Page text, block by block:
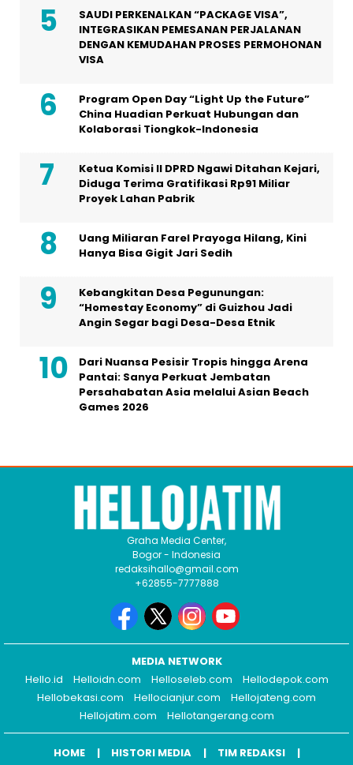
SAUDI PERKENALKAN “PACKAGE VISA”,
INTEGRASIKAN PEMESANAN PERJALANAN
DENGAN KEMUDAHAN PROSES PERMOHONAN
VISA
Program Open Day “Light Up the Future”
China Huadian Perkuat Hubungan dan
Kolaborasi Tiongkok-Indonesia
Ketua Komisi II DPRD Ngawi Ditahan Kejari,
Diduga Terima Gratifikasi Rp91 Miliar
Proyek Lahan Pabrik
Uang Miliaran Farel Prayoga Hilang, Kini
Hanya Bisa Gigit Jari Sedih
Kebangkitan Desa Pegunungan:
“Homestay Economy” di Guizhou Jadi
Angin Segar bagi Desa-Desa Etnik
Dari Nuansa Pesisir Tropis hingga Arena
Pantai: Sanya Perkuat Jembatan
Persahabatan Asia melalui Asian Beach
Games 2026
Graha Media Center,
Bogor - Indonesia
redaksihallo@gmail.com
+62855-7777888
MEDIA NETWORK
Hello.id
Helloidn.com Helloseleb.com
Hellodepok.com
Hellobekasi.com
Hellocianjur.com
Hellojateng.com
Hellojatim.com
Hellotangerang.com
HOME HISTORI MEDIA TIM REDAKSI